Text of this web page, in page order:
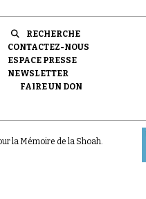
RECHERCHE
CONTACTEZ-NOUS
ESPACE PRESSE
NEWSLETTER
FAIRE UN DON
la Mémoire de la Shoah.